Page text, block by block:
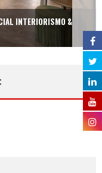
INTERIORISMO &